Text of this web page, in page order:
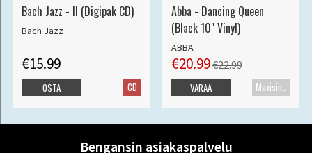
Bach Jazz - II (Digipak CD)
Bach Jazz
€15.99
CD
OSTA
Abba - Dancing Queen
(Black 10" Vinyl)
ABBA
€20.99€22.99
Maxisingle
VARAA
Bengansin asiakaspalvelu